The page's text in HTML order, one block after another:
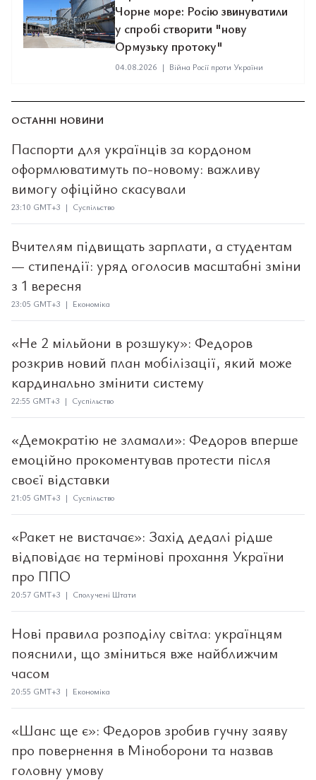
Чорне море: Росію звинуватили
у спробі створити "нову
Ормузьку протоку"
04.08.2026 | Війна Росії проти України
ОСТАННІ НОВИНИ
Паспорти для українців за кордоном
оформлюватимуть по-новому: важливу
вимогу офіційно скасували
23:10 GMT+3 | Суспільство
Вчителям підвищать зарплати, а студентам
— стипендії: уряд оголосив масштабні зміни
з 1 вересня
23:05 GMT+3 | Економіка
«Не 2 мільйони в розшуку»: Федоров
розкрив новий план мобілізації, який може
кардинально змінити систему
22:55 GMT+3 | Суспільство
«Демократію не зламали»: Федоров вперше
емоційно прокоментував протести після
своєї відставки
21:05 GMT+3 | Суспільство
«Ракет не вистачає»: Захід дедалі рідше
відповідає на термінові прохання України
про ППО
20:57 GMT+3 | Сполучені Штати
Нові правила розподілу світла: українцям
пояснили, що зміниться вже найближчим
часом
20:55 GMT+3 | Економіка
«Шанс ще є»: Федоров зробив гучну заяву
про повернення в Міноборони та назвав
головну умову